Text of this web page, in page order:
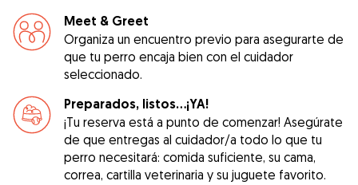
Meet & Greet
Organiza un encuentro previo para asegurarte de
que tu perro encaja bien con el cuidador
seleccionado.
Preparados, listos...¡YA!
¡Tu reserva está a punto de comenzar! Asegúrate
de que entregas al cuidador/a todo lo que tu
perro necesitará: comida suficiente, su cama,
correa, cartilla veterinaria y su juguete favorito.